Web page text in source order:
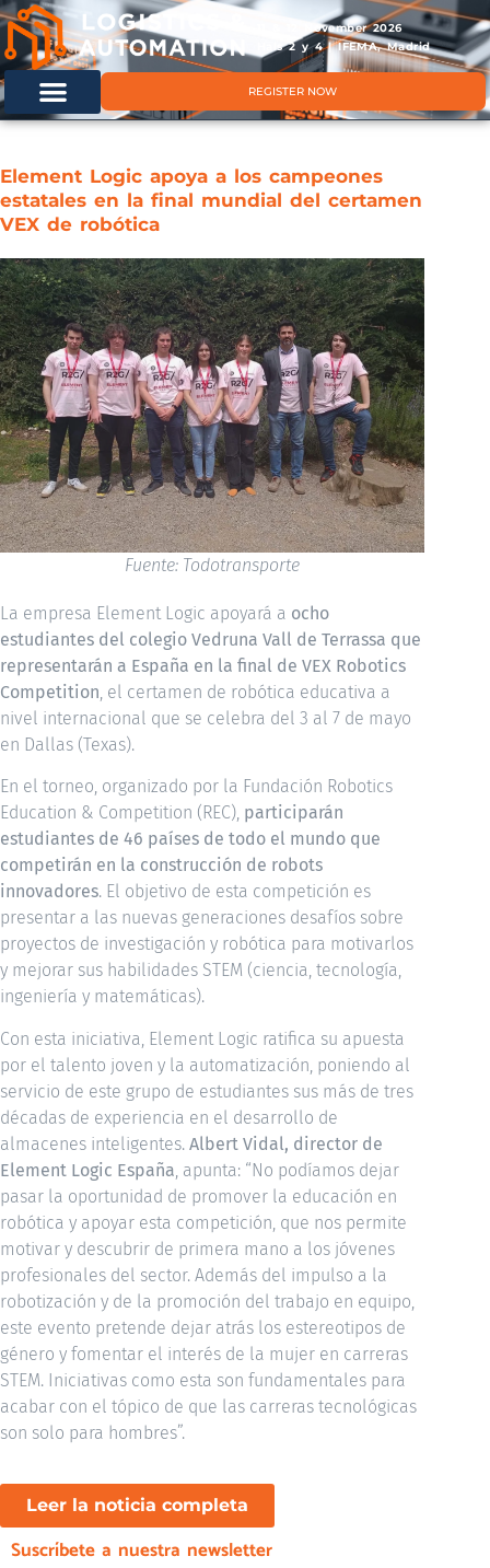
11 & 12 November 2026
Hals 2 y 4 | IFEMA, Madrid
REGISTER NOW
Element Logic apoya a los campeones
estatales en la final mundial del certamen
VEX de robótica
Fuente: Todotransporte
La empresa Element Logic apoyará a ocho
estudiantes del colegio Vedruna Vall de Terrassa que
representarán a España en la final de VEX Robotics
Competition, el certamen de robótica educativa a
nivel internacional que se celebra del 3 al 7 de mayo
en Dallas (Texas).
En el torneo, organizado por la Fundación Robotics
Education & Competition (REC), participarán
estudiantes de 46 países de todo el mundo que
competirán en la construcción de robots
innovadores. El objetivo de esta competición es
presentar a las nuevas generaciones desafíos sobre
proyectos de investigación y robótica para motivarlos
y mejorar sus habilidades STEM (ciencia, tecnología,
ingeniería y matemáticas).
Con esta iniciativa, Element Logic ratifica su apuesta
por el talento joven y la automatización, poniendo al
servicio de este grupo de estudiantes sus más de tres
décadas de experiencia en el desarrollo de
almacenes inteligentes. Albert Vidal, director de
Element Logic España , apunta: “No podíamos dejar
pasar la oportunidad de promover la educación en
robótica y apoyar esta competición, que nos permite
motivar y descubrir de primera mano a los jóvenes
profesionales del sector. Además del impulso a la
robotización y de la promoción del trabajo en equipo,
este evento pretende dejar atrás los estereotipos de
género y fomentar el interés de la mujer en carreras
STEM. Iniciativas como esta son fundamentales para
acabar con el tópico de que las carreras tecnológicas
son solo para hombres”.
Leer la noticia completa
Suscríbete a nuestra newsletter